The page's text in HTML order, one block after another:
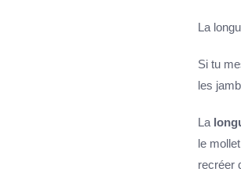
La
Si tu
les
La
le
recréer